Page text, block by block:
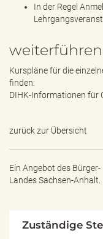
In der Regel
Kurspläne für die
finden:
DIHK-Informationen für
zurück zur Übersicht
Ein Angebot des Bürger-
Landes Sachsen-Anhalt.
Zuständige